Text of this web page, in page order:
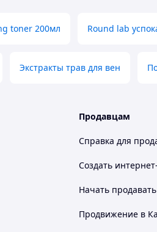
toner 200мл Round lab
Экстракты трав для вен
Продавцам
Справка для
Создать
Начать
Продвижение в